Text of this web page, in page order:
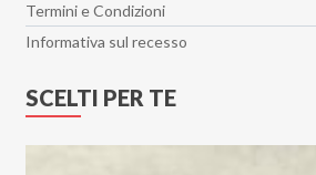
Termini e Condizioni
Informativa sul recesso
SCELTI PER TE